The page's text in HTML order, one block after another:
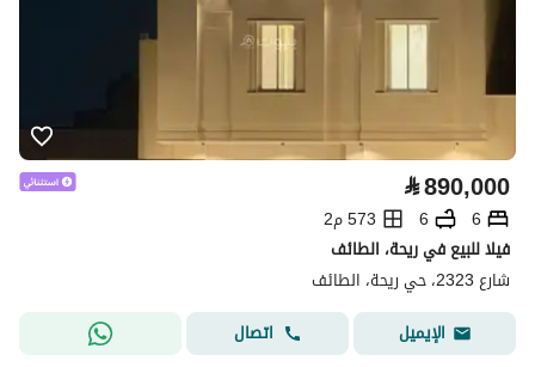
⃁890,000
6
6
573 م2
فيلا للبيع في ريحة، الطائف
شارع 2323، حي ريحة، الطائف
الإيميل
اتصال